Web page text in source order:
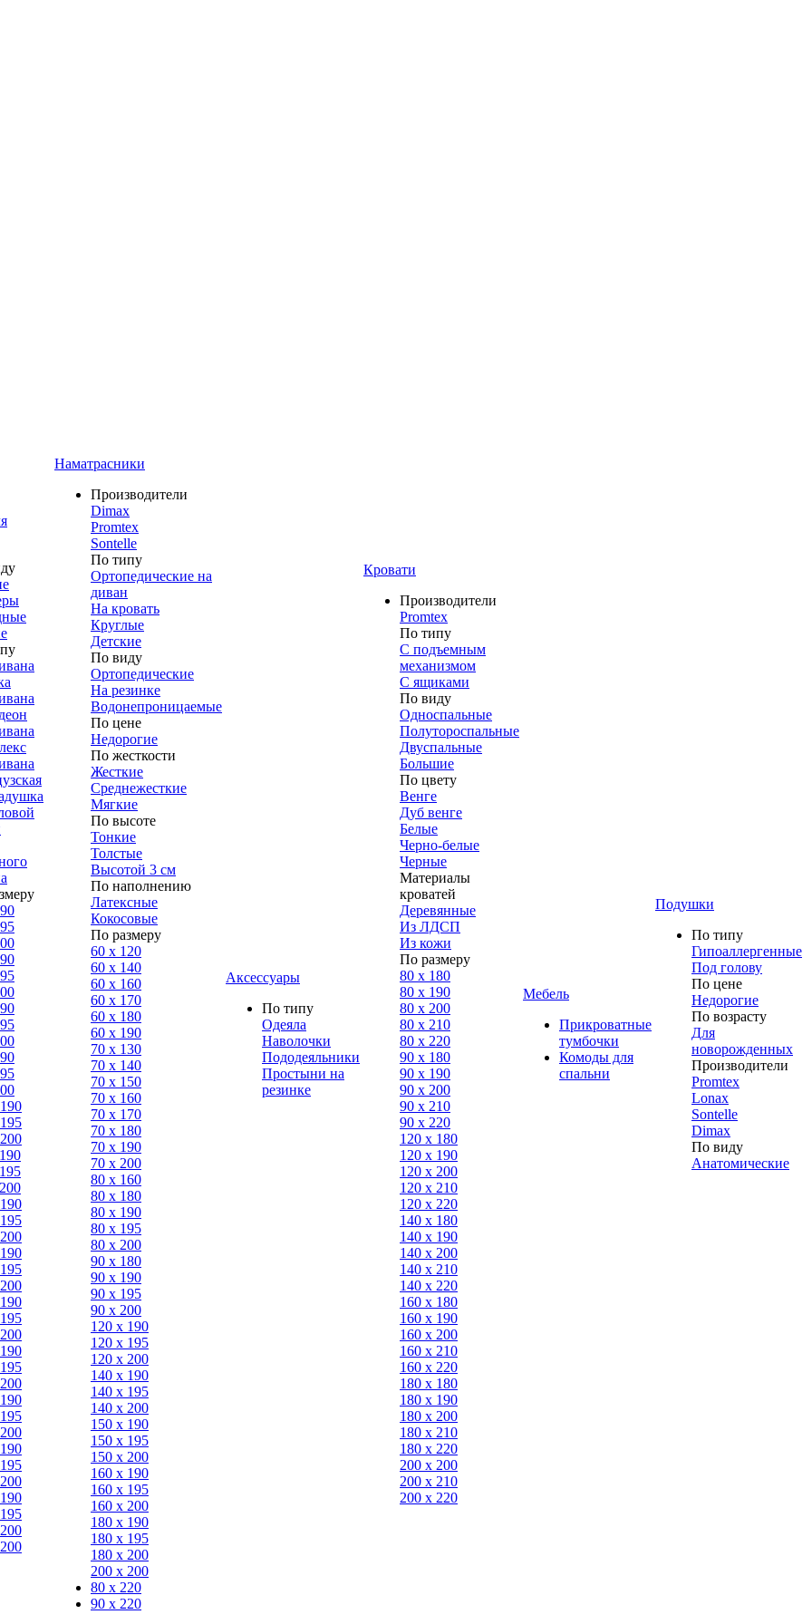
Наматрасники
Производители
Dimax
Promtex
Sontelle
По типу
Ортопедические на
диван
На кровать
Круглые
Детские
По виду
Ортопедические
На резинке
Водонепроницаемые
По цене
Недорогие
По жесткости
Жесткие
Среднежесткие
Мягкие
По высоте
Тонкие
Толстые
Высотой 3 см
По наполнению
Латексные
Кокосовые
По размеру
60 х 120
60 х 140
60 х 160
60 х 170
60 х 180
60 х 190
70 х 130
70 х 140
70 х 150
70 х 160
70 х 170
70 х 180
70 х 190
70 х 200
80 х 160
80 х 180
80 x 190
80 х 195
80 х 200
90 х 180
90 х 190
90 х 195
90 х 200
120 х 190
120 х 195
120 х 200
140 х 190
140 х 195
140 х 200
150 х 190
150 х 195
150 х 200
160 х 190
160 х 195
160 х 200
180 х 190
180 х 195
180 х 200
200 х 200
80 x 220
90 x 220
Аксессуары
По типу
Одеяла
Наволочки
Пододеяльники
Простыни на
резинке
Кровати
Производители
Promtex
По типу
С подъемным
механизмом
С ящиками
По виду
Односпальные
Полутороспальные
Двуспальные
Большие
По цвету
Венге
Дуб венге
Белые
Черно-белые
Черные
Материалы
кроватей
Деревянные
Из ЛДСП
Из кожи
По размеру
80 x 180
80 x 190
80 x 200
80 x 210
80 x 220
90 x 180
90 х 190
90 х 200
90 x 210
90 x 220
120 x 180
120 х 190
120 х 200
120 x 210
120 x 220
140 x 180
140 х 190
140 х 200
140 x 210
140 x 220
160 x 180
160 х 190
160 х 200
160 x 210
160 x 220
180 x 180
180 х 190
180 х 200
180 x 210
180 x 220
200 х 200
200 x 210
200 x 220
Мебель
Прикроватные
тумбочки
Комоды для
спальни
Подушки
По типу
Гипоаллергенные
Под голову
По цене
Недорогие
По возрасту
Для
новорожденных
Производители
Promtex
Lonax
Sontelle
Dimax
По виду
Анатомические